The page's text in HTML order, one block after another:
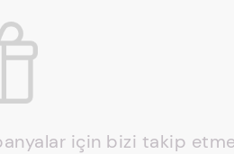
için bizi takip